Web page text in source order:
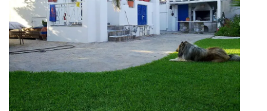
Εγκατάσταση χλοοτάπητα Paspalum σε
Εξοχική κατοικία στην Πάρο